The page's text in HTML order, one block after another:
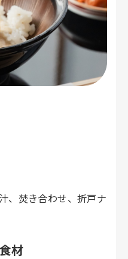
、焚き合わせ、折戸ナ
材